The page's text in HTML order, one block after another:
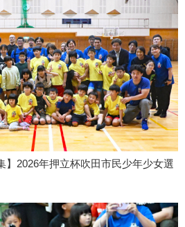
】2026年押立杯吹田市民少年少女選